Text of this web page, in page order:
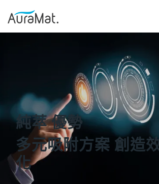
content
純萃材料 AuraMat.
純萃 優勢
多元吸附方案 創造
化